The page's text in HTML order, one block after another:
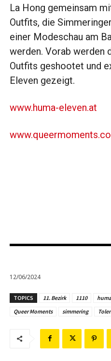
La Hong gemeinsam
Outfits, die
einer Modeschau am
werden. Vorab werden
Outfits geshootet und
Eleven gezeigt.
www.huma-eleven.at
12/06/2024
TOPICS 11. Bezirk 1110
Queer Moments
simmering